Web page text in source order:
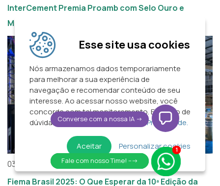
InterCement Premia Proamb com Selo Ouro e
Melhor Fornecedor Partner
03/06/2024
Fiema Brasil 2025: O Que Esperar da 10ª Edição da
Fale com nosso Time! --->
1
Fale com nosso Time! --->
1
Converse com a nossa IA ->
Esse site usa cookies
Nós armazenamos dados temporariamente
para melhorar a sua experiência de
navegação e recomendar conteúdo de seu
interesse. Ao acessar nosso website, você
concorda com tal monitoramento. Em caso de
dúvidas, acesse nossaPolítica de Privacidade.
Aceitar Personalizar cookies